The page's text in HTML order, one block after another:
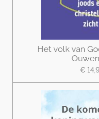
Het volk van
€